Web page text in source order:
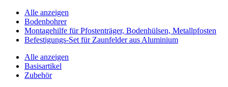
Alle anzeigen
Bodenbohrer
Montagehilfe für Pfostenträger, Bodenhülsen, Metallpfosten
Befestigungs-Set für Zaunfelder aus Aluminium
Alle anzeigen
Basisartikel
Zubehör